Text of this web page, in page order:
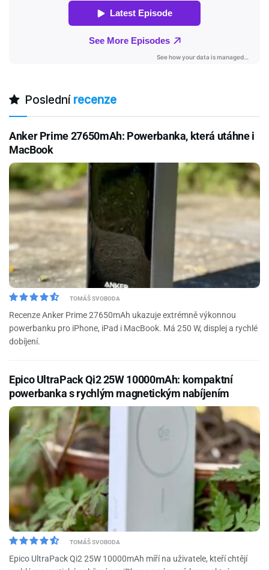
Poslední recenze
Anker Prime 27650mAh: Powerbanka, která utáhne i
MacBook
TOMÁŠ SVOBODA
Recenze Anker Prime 27650mAh ukazuje extrémně výkonnou
powerbanku pro iPhone, iPad i MacBook. Má 250 W, displej a rychlé
dobíjení.
Epico UltraPack Qi2 25W 10000mAh: kompaktní
powerbanka s rychlým magnetickým nabíjením
TOMÁŠ SVOBODA
Epico UltraPack Qi2 25W 10000mAh míří na uživatele, kteří chtějí